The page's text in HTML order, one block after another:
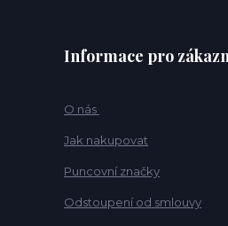
Informace pro
O nás
Jak nakupovat
Puncovní značky
Odstoupení od smlouvy